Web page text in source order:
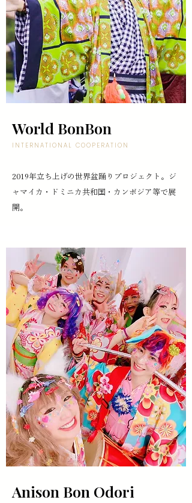
World BonBon
INTERNATIONAL COOPERATION
2019年立ち上げの世界盆踊りプロジェクト。ジ
ャマイカ・ドミニカ共和国・カンボジア等で展
開。
Anison Bon Odori